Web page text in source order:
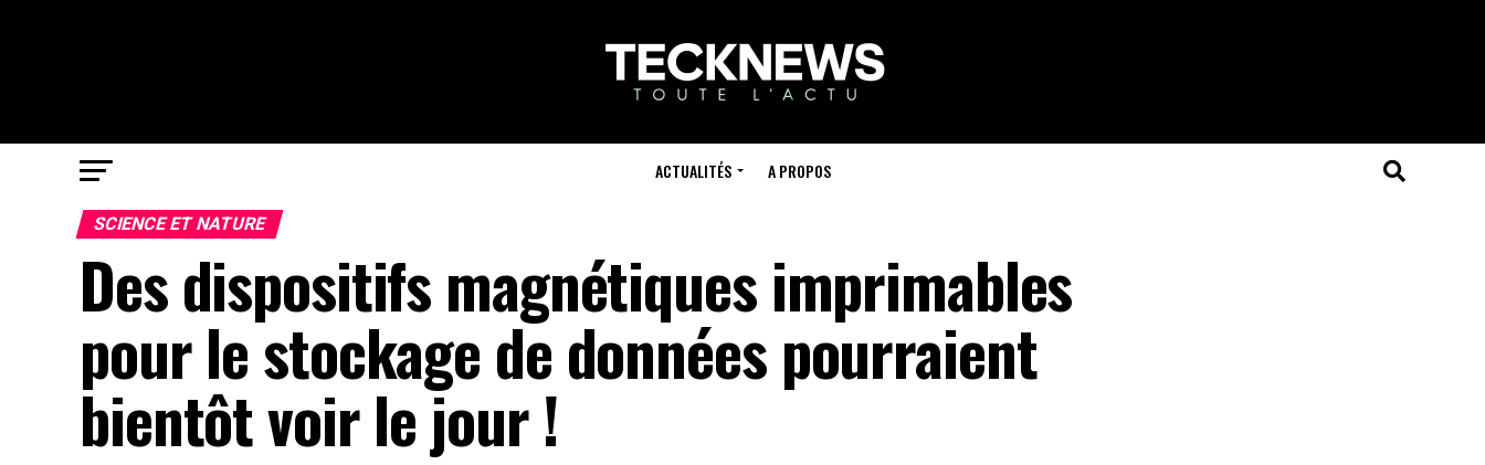
ACTUALITÉS A PROPOS
SCIENCE ET NATURE
Des dispositifs magnétiques imprimables
pour le stockage de données pourraient
bientôt voir le jour !